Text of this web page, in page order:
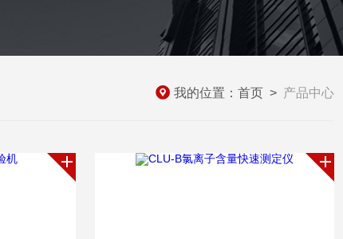
我的位置： 首页 > 产品中心